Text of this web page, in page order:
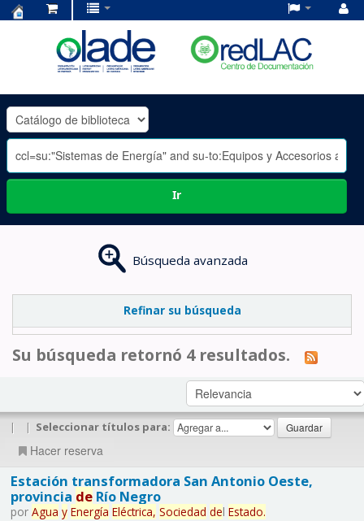
OLADE
-
Ir
Búsqueda avanzada
Refinar su búsqueda
Su búsqueda retornó 4 resultados.
| | Seleccionar títulos para:
Hacer reserva
Estación transformadora San Antonio Oeste,
provincia deRío Negro
por Agua y Energía Eléctrica, Sociedad del Estado.